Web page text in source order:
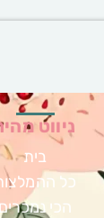
ניווט
בית
כל
הכי